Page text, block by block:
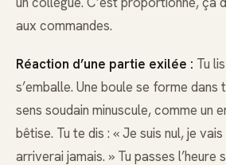
aux commandes.
Réaction d’une partie exilée : Tu
s’emballe. Une boule se forme dans
sens soudain minuscule, comme un
bêtise. Tu te dis : « Je suis nul, je
arriverai jamais. » Tu passes l’heure